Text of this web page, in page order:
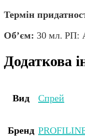
Термін
Об’єм: 30 мл. РП:
Додаткова
Вид Спрей
Бренд